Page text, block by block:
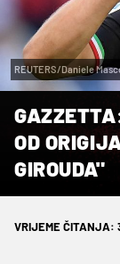
REUTERS/Daniele
OD
GIROUDA"
VRIJEME ČITANJA: